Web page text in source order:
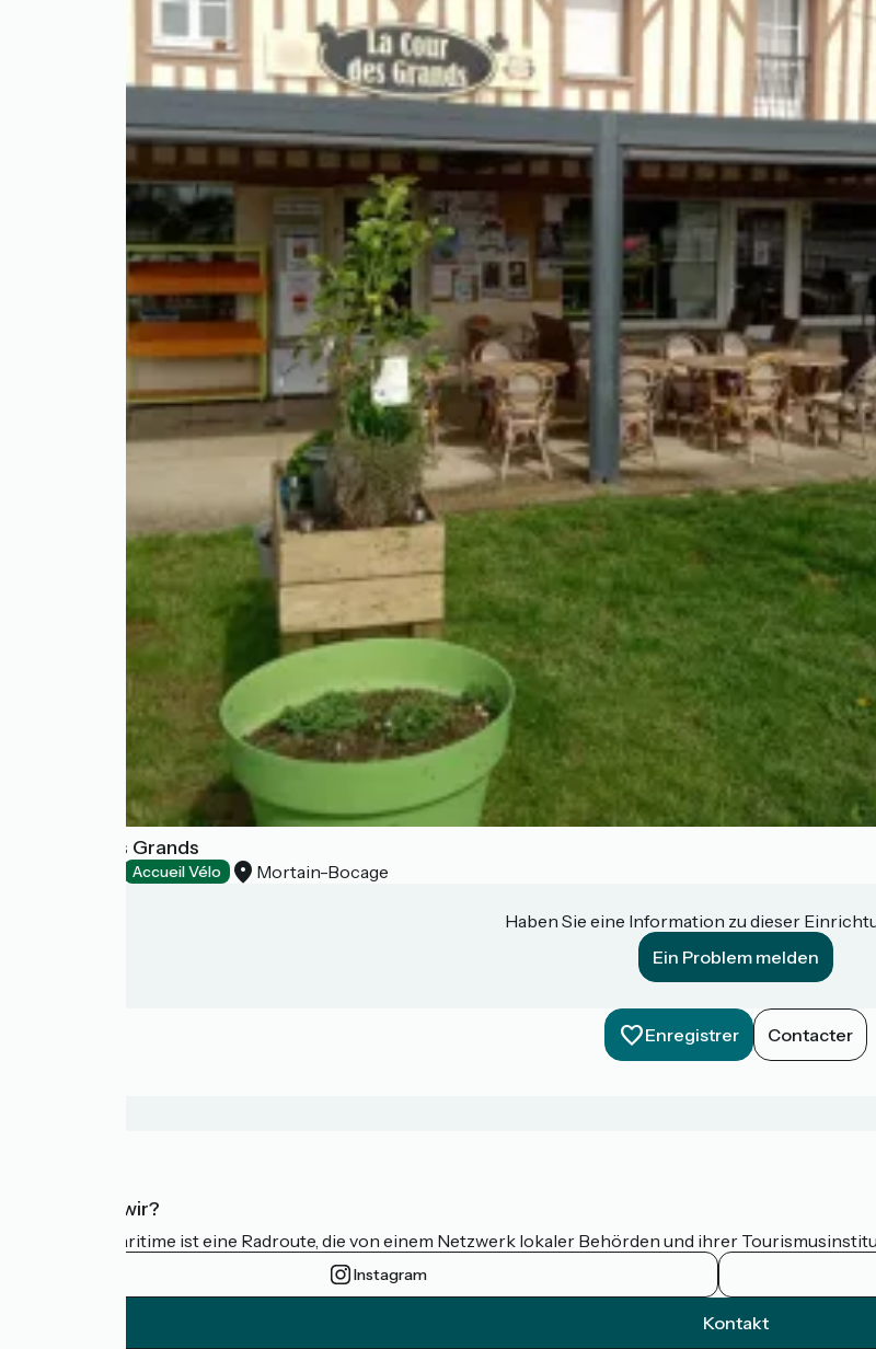
La Cour des Grands
Accueil Vélo Mortain-Bocage
Haben Sie eine Information zu dieser
Ein Problem melden
Enregistrer Contacter
Wer sind wir?
Die Vélomaritime ist eine Radroute, die von einem Netzwerk lokaler Behörden und ihrer
Instagram
Kontakt